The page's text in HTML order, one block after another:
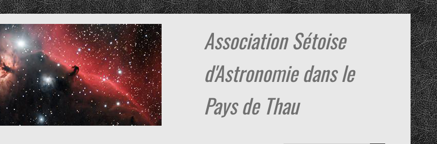
Association Sétoise
d'Astronomie dans le
Pays de Thau